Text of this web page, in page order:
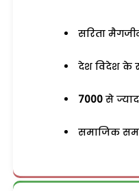
सरिता
देश विदेश के
7000 से
समाजिक